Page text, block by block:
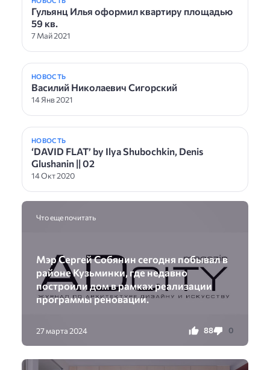
Гульянц Илья оформил квартиру площадью
59 кв.
7 Май 2021
НОВОСТЬ
Василий Николаевич Сигорский
14 Янв 2021
НОВОСТЬ
‘DAVID FLAT’ by Ilya Shubochkin, Denis
Glushanin || 02
14 Окт 2020
Что еще почитать
Мэр Сергей Собянин сегодня побывал в
районе Кузьминки, где недавно
построили дом в рамках реализации
программы реновации.
27 марта 2024 88 0